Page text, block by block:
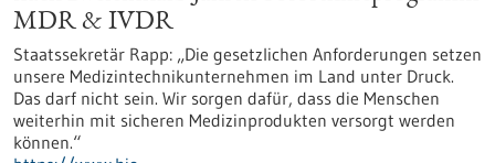
MDR & IVDR
Staatssekretär Rapp: „Die gesetzlichen Anforderungen setzen
unsere Medizintechnikunternehmen im Land unter Druck.
Das darf nicht sein. Wir sorgen dafür, dass die Menschen
weiterhin mit sicheren Medizinprodukten versorgt werden
können.“